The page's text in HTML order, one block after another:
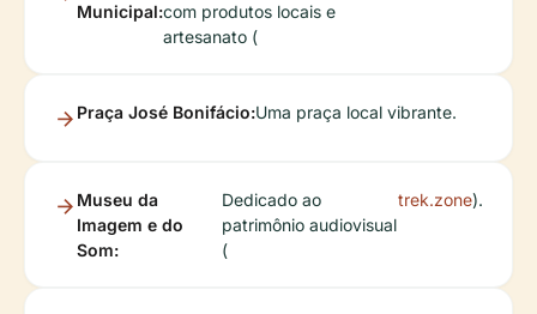
Municipal:com produtos locais e
artesanato (
Praça José Bonifácio:Uma praça local vibrante.
Museu da
Imagem e do
Som:
Dedicado ao
patrimônio audiovisual
(
trek.zone).